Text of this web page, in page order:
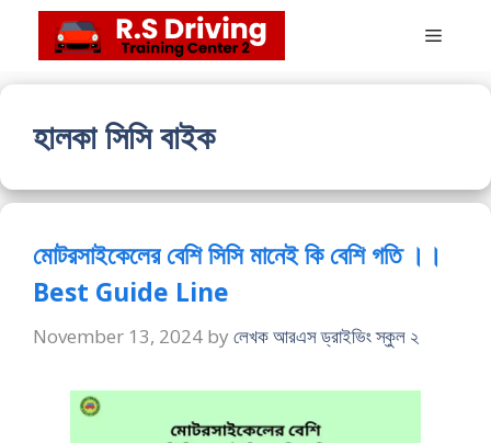
content
Menu
হালকা সিসি বাইক
মোটরসাইকেলের বেশি সিসি মানেই কি বেশি গতি ।।
Best Guide Line
November 13, 2024 by লেখক আরএস ড্রাইভিং স্কুল ২